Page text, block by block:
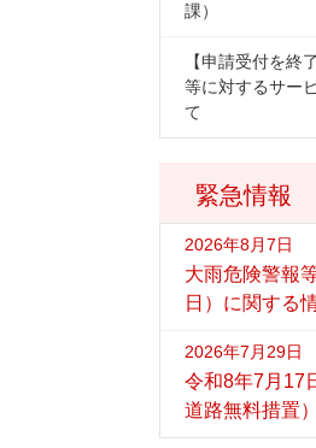
緊急情報
2026年8月7日
大雨危険警報
日）に関する
2026年7月29日
令和8年7月17
道路無料措置）
課）
【申請受付を終
等に対するサー
て